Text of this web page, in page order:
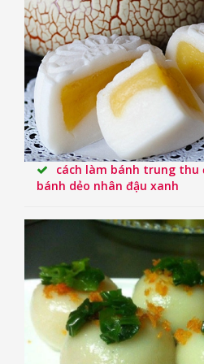
cách làm bánh trung thu
bánh dẻo nhân đậu xanh